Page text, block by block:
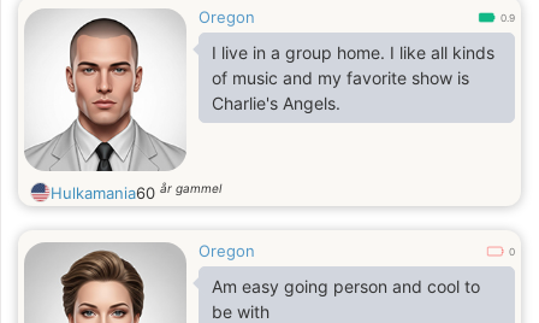
Oregon 0.9
I live in a group home. I like all kinds
of music and my favorite show is
Charlie's Angels.
Hulkamania60 år gammel
Oregon 0
Am easy going person and cool to
be with